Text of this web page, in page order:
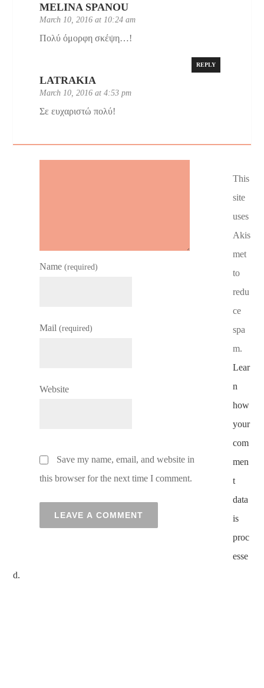
MELINA SPANOU
March 10, 2016 at 10:24 am
Πολύ όμορφη σκέψη…!
LATRAKIA
March 10, 2016 at 4:53 pm
REPLY
Σε ευχαριστώ πολύ!
Name(required)
Mail(required)
Website
Save my name, email, and website in
this browser for the next time I comment.
This
site
uses
Akis
met
to
redu
ce
spa
m.
Lear
n
how
your
com
men
t
data
is
proc
esse
d.